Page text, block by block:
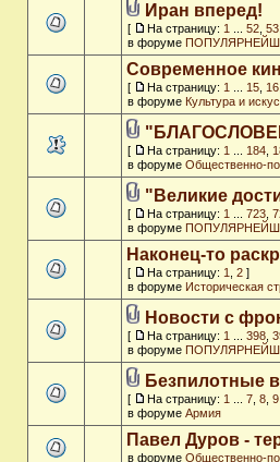
Иран вперед!
[ На страницу: 1 52 53
в форуме
Современное
[ На страницу: 1 15 16
в форуме Культура и
[ На страницу: 1 184
в форуме Общественно-
"Великие
[ На страницу: 1 723
в форуме
Наконец-то
[ На страницу: 1 2 ]
в форуме Историческая
Новости с
[ На страницу: 1 398
в форуме
Безпилотные
[ На страницу: 1 7 8 9
в форуме Армия
Павел Дуров -
в форуме Общественно-